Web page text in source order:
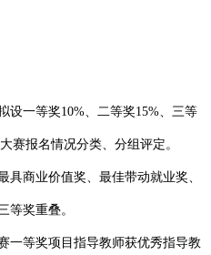
设一等奖10% 、二等奖15% 、三等
赛报名情况分类、分组评定。
具商业价值奖、最佳带动就业奖、
等奖重叠。
一等奖项目指导教师获优秀指导教